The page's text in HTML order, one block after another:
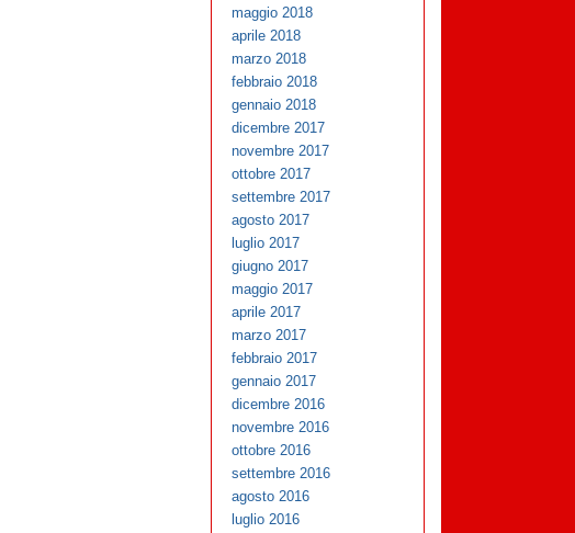
maggio 2018
aprile 2018
marzo 2018
febbraio 2018
gennaio 2018
dicembre 2017
novembre 2017
ottobre 2017
settembre 2017
agosto 2017
luglio 2017
giugno 2017
maggio 2017
aprile 2017
marzo 2017
febbraio 2017
gennaio 2017
dicembre 2016
novembre 2016
ottobre 2016
settembre 2016
agosto 2016
luglio 2016